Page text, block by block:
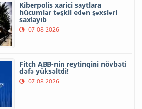
Kiberpolis xarici saytlara
hücumlar təşkil edən şəxsləri
saxlayıb
07-08-2026
Fitch ABB-nin reytinqini növbəti
dəfə yüksəltdi!
07-08-2026